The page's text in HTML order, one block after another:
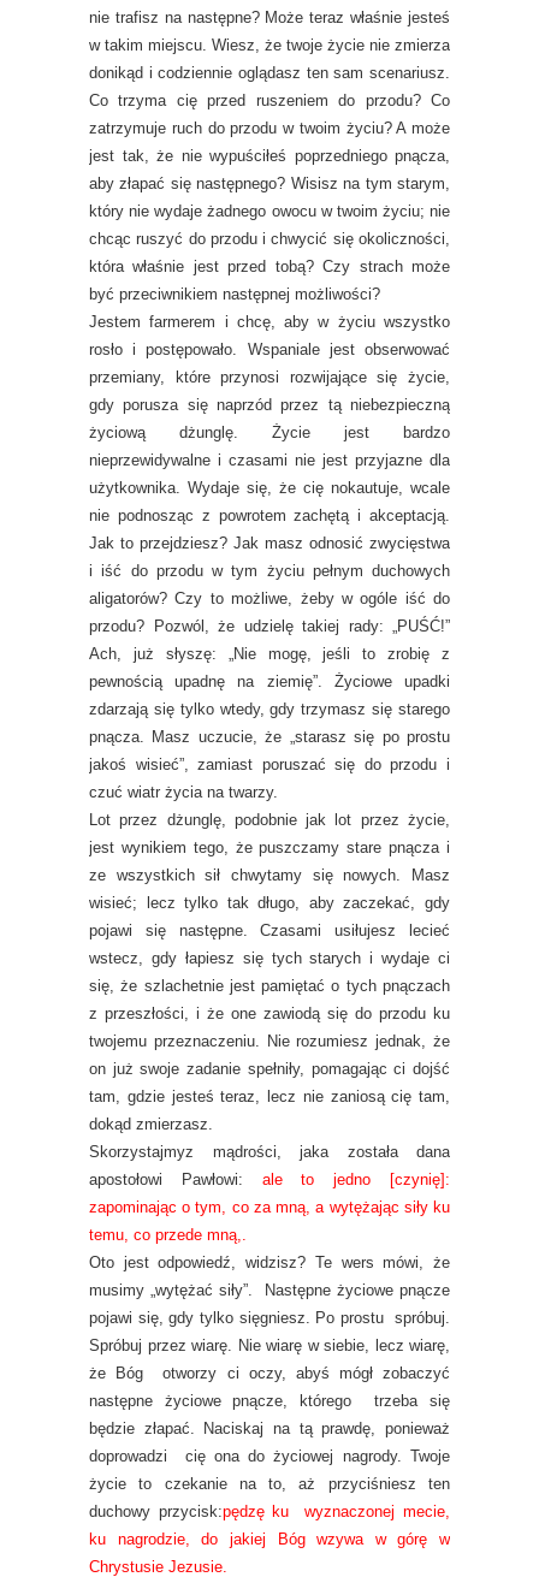
nie trafisz na następne? Może teraz właśnie jesteś
w takim miejscu. Wiesz, że twoje życie nie zmierza
donikąd i codziennie oglądasz ten sam scenariusz.
Co trzyma cię przed ruszeniem do przodu? Co
zatrzymuje ruch do przodu w twoim życiu? A może
jest tak, że nie wypuściłeś poprzedniego pnącza,
aby złapać się następnego? Wisisz na tym starym,
który nie wydaje żadnego owocu w twoim życiu; nie
chcąc ruszyć do przodu i chwycić się okoliczności,
która właśnie jest przed tobą? Czy strach może
być przeciwnikiem następnej możliwości?
Jestem farmerem i chcę, aby w życiu wszystko
rosło i postępowało. Wspaniale jest obserwować
przemiany, które przynosi rozwijające się życie,
gdy porusza się naprzód przez tą niebezpieczną
życiową dżunglę. Życie jest bardzo
nieprzewidywalne i czasami nie jest przyjazne dla
użytkownika. Wydaje się, że cię nokautuje, wcale
nie podnosząc z powrotem zachętą i akceptacją.
Jak to przejdziesz? Jak masz odnosić zwycięstwa
i iść do przodu w tym życiu pełnym duchowych
aligatorów? Czy to możliwe, żeby w ogóle iść do
przodu? Pozwól, że udzielę takiej rady: „PUŚĆ!”
Ach, już słyszę: „Nie mogę, jeśli to zrobię z
pewnością upadnę na ziemię”. Życiowe upadki
zdarzają się tylko wtedy, gdy trzymasz się starego
pnącza. Masz uczucie, że „starasz się po prostu
jakoś wisieć”, zamiast poruszać się do przodu i
czuć wiatr życia na twarzy.
Lot przez dżunglę, podobnie jak lot przez życie,
jest wynikiem tego, że puszczamy stare pnącza i
ze wszystkich sił chwytamy się nowych. Masz
wisieć; lecz tylko tak długo, aby zaczekać, gdy
pojawi się następne. Czasami usiłujesz lecieć
wstecz, gdy łapiesz się tych starych i wydaje ci
się, że szlachetnie jest pamiętać o tych pnączach
z przeszłości, i że one zawiodą się do przodu ku
twojemu przeznaczeniu. Nie rozumiesz jednak, że
on już swoje zadanie spełniły, pomagając ci dojść
tam, gdzie jesteś teraz, lecz nie zaniosą cię tam,
dokąd zmierzasz.
Skorzystajmyz mądrości, jaka została dana
apostołowi Pawłowi: ale to jedno [czynię]:
zapominając o tym, co za mną, a wytężając siły ku
temu, co przede mną,.
Oto jest odpowiedź, widzisz? Te wers mówi, że
musimy „wytężać siły”. Następne życiowe pnącze
pojawi się, gdy tylko sięgniesz. Po prostu spróbuj.
Spróbuj przez wiarę. Nie wiarę w siebie, lecz wiarę,
że Bóg otworzy ci oczy, abyś mógł zobaczyć
następne życiowe pnącze, którego trzeba się
będzie złapać. Naciskaj na tą prawdę, ponieważ
doprowadzi cię ona do życiowej nagrody. Twoje
życie to czekanie na to, aż przyciśniesz ten
duchowy przycisk:pędzę ku wyznaczonej mecie,
ku nagrodzie, do jakiej Bóg wzywa w górę w
Chrystusie Jezusie.